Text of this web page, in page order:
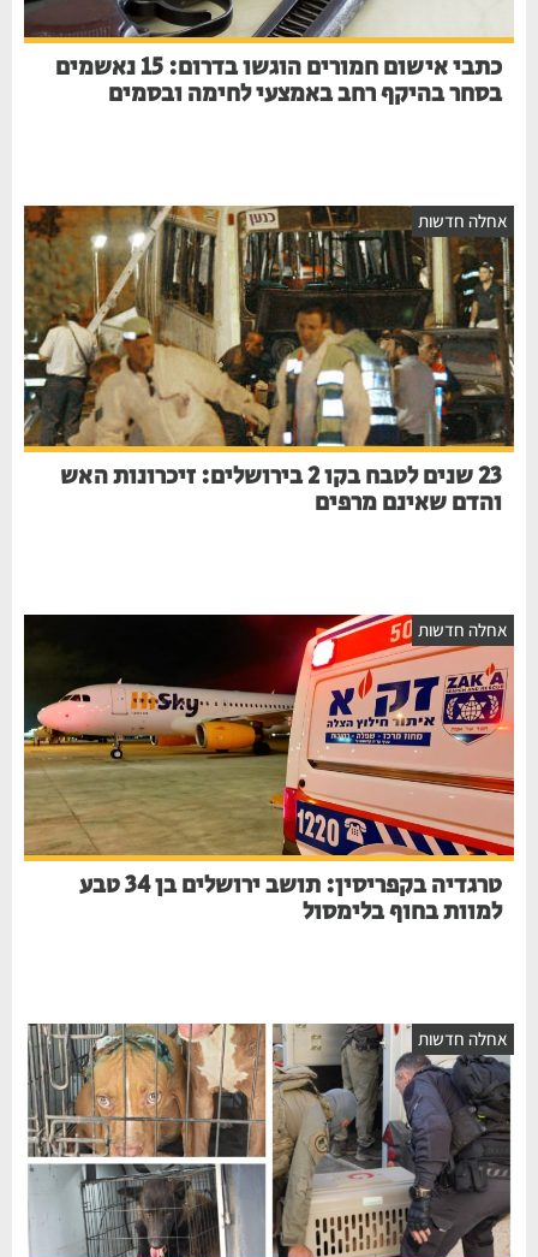
כתבי אישום חמורים הוגשו בדרום: 15 נאשמים
בסחר בהיקף רחב באמצעי לחימה ובסמים
אחלה חדשות
23 שנים לטבח בקו 2 בירושלים: זיכרונות האש
והדם שאינם מרפים
אחלה חדשות
טרגדיה בקפריסין: תושב ירושלים בן 34 טבע
למוות בחוף בלימסול
אחלה חדשות